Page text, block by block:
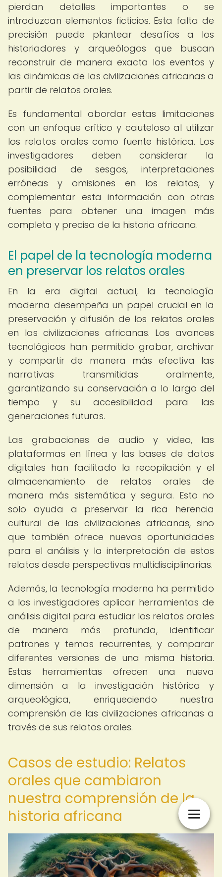
pierdan detalles importantes o se
introduzcan elementos ficticios. Esta falta de
precisión puede plantear desafíos a los
historiadores y arqueólogos que buscan
reconstruir de manera exacta los eventos y
las dinámicas de las civilizaciones africanas a
partir de relatos orales.
Es fundamental abordar estas limitaciones
con un enfoque crítico y cauteloso al utilizar
los relatos orales como fuente histórica. Los
investigadores deben considerar la
posibilidad de sesgos, interpretaciones
erróneas y omisiones en los relatos, y
complementar esta información con otras
fuentes para obtener una imagen más
completa y precisa de la historia africana.
El papel de la tecnología moderna
en preservar los relatos orales
En la era digital actual, la tecnología
moderna desempeña un papel crucial en la
preservación y difusión de los relatos orales
en las civilizaciones africanas. Los avances
tecnológicos han permitido grabar, archivar
y compartir de manera más efectiva las
narrativas transmitidas oralmente,
garantizando su conservación a lo largo del
tiempo y su accesibilidad para las
generaciones futuras.
Las grabaciones de audio y video, las
plataformas en línea y las bases de datos
digitales han facilitado la recopilación y el
almacenamiento de relatos orales de
manera más sistemática y segura. Esto no
solo ayuda a preservar la rica herencia
cultural de las civilizaciones africanas, sino
que también ofrece nuevas oportunidades
para el análisis y la interpretación de estos
relatos desde perspectivas multidisciplinarias.
Además, la tecnología moderna ha permitido
a los investigadores aplicar herramientas de
análisis digital para estudiar los relatos orales
de manera más profunda, identificar
patrones y temas recurrentes, y comparar
diferentes versiones de una misma historia.
Estas herramientas ofrecen una nueva
dimensión a la investigación histórica y
arqueológica, enriqueciendo nuestra
comprensión de las civilizaciones africanas a
través de sus relatos orales.
Casos de estudio: Relatos
orales que cambiaron
nuestra comprensión de la
historia africana